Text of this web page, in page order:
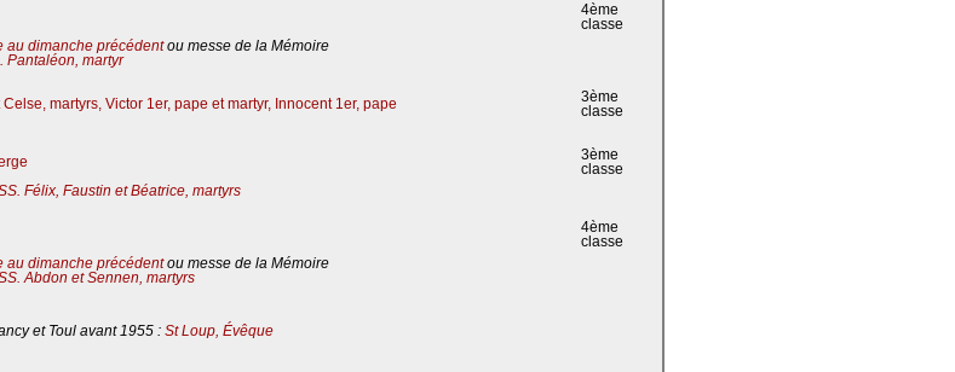
4ème
classe
au dimanche précédentou messe de la Mémoire
Pantaléon, martyr
martyrs, Victor 1er, pape et martyr, Innocent 1er, pape
3ème
classe
3ème
classe
Félix, Faustin et Béatrice, martyrs
4ème
classe
au dimanche précédentou messe de la Mémoire
Abdon et Sennen, martyrs
et Toul avant 1955 : St Loup, Évêque